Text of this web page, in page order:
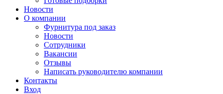
Новости
О компании
Фурнитура под заказ
Новости
Сотрудники
Вакансии
Отзывы
Написать руководителю компании
Контакты
Вход